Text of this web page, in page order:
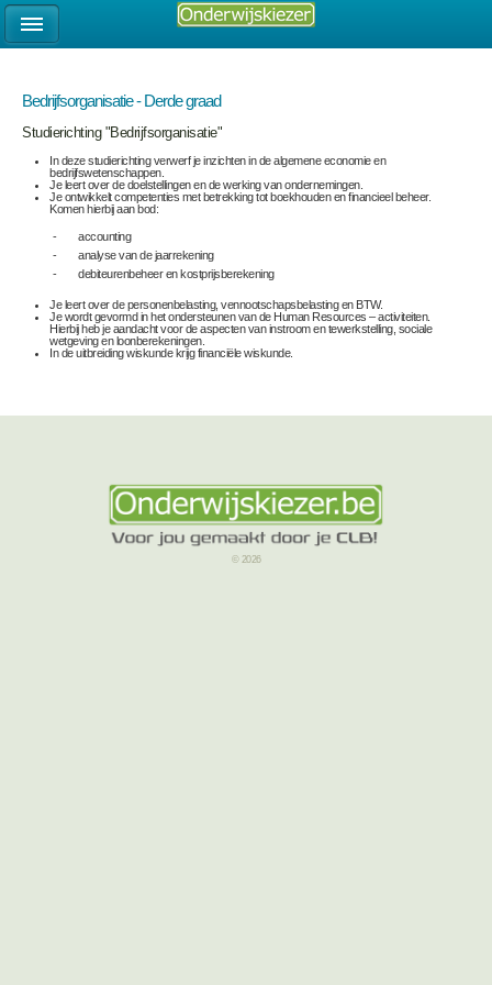
Bedrijfsorganisatie - Derde graad
Studierichting "Bedrijfsorganisatie"
In deze studierichting verwerf je inzichten in de algemene economie en
bedrijfswetenschappen.
Je leert over de doelstellingen en de werking van ondernemingen.
Je ontwikkelt competenties met betrekking tot boekhouden en financieel beheer.
Komen hierbij aan bod:
- accounting
- analyse van de jaarrekening
- debiteurenbeheer en kostprijsberekening
Je leert over de personenbelasting, vennootschapsbelasting en BTW.
Je wordt gevormd in het ondersteunen van de Human Resources – activiteiten.
Hierbij heb je aandacht voor de aspecten van instroom en tewerkstelling, sociale
wetgeving en loonberekeningen.
In de uitbreiding wiskunde krijg financiële wiskunde.
© 2026